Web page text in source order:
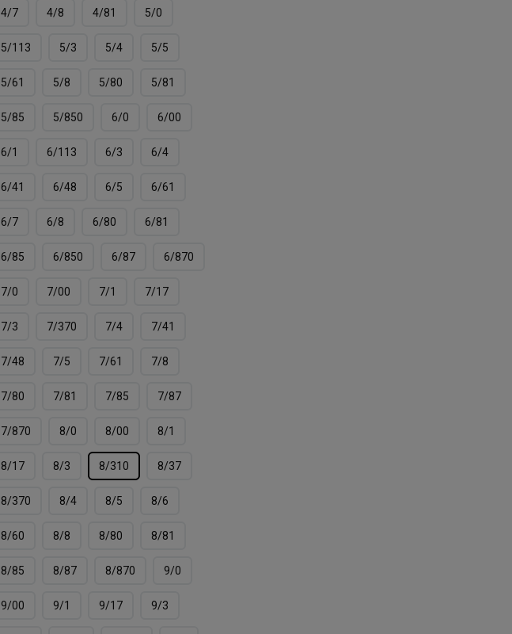
4/7 4/8 4/81 5/0
5/113 5/3 5/4 5/5
5/61 5/8 5/80 5/81
5/85 5/850 6/0 6/00
6/1 6/113 6/3 6/4
6/41 6/48 6/5 6/61
6/7 6/8 6/80 6/81
6/85 6/850 6/87 6/870
7/0 7/00 7/1 7/17
7/3 7/370 7/4 7/41
7/48 7/5 7/61 7/8
7/80 7/81 7/85 7/87
7/870 8/0 8/00 8/1
8/17 8/3 8/310 8/37
8/370 8/4 8/5 8/6
8/60 8/8 8/80 8/81
8/85 8/87 8/870 9/0
9/00 9/1 9/17 9/3